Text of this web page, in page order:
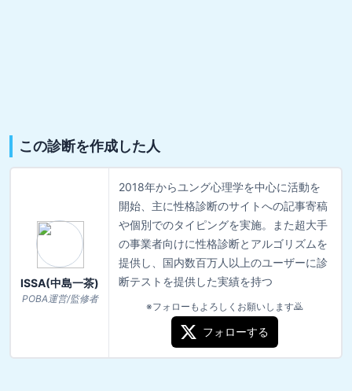
この診断を作成した人
ISSA(中島一茶)
POBA運営/監修者
2018年からユング心理学を中心に活動を
開始、主に性格診断のサイトへの記事寄稿
や個別でのタイピングを実施。また超大手
の事業者向けに性格診断とアルゴリズムを
提供し、国内数百万人以上のユーザーに診
断テストを提供した実績を持つ
※フォローもよろしくお願いします🙇
フォローする